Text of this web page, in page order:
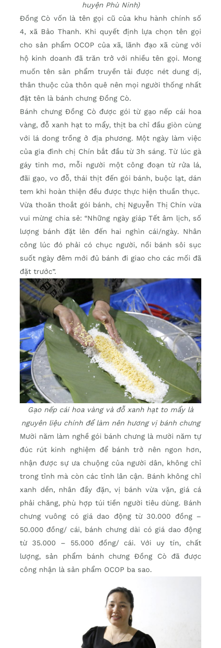
huyện Phù Ninh)
Đồng Cò vốn là tên gọi cũ của khu hành chính số
4, xã Bảo Thanh. Khi quyết định lựa chọn tên gọi
cho sản phẩm OCOP của xã, lãnh đạo xã cùng với
hộ kinh doanh đã trăn trở với nhiều tên gọi. Mong
muốn tên sản phẩm truyền tải được nét dung dị,
thân thuộc của thôn quê nên mọi người thống nhất
đặt tên là bánh chưng Đồng Cò.
Bánh chưng Đồng Cò được gói từ gạo nếp cái hoa
vàng, đỗ xanh hạt to mẩy, thịt ba chỉ đầu giòn cùng
với lá dong trồng ở địa phương. Một ngày làm việc
của gia đình chị Chín bắt đầu từ 3h sáng. Từ lúc gà
gáy tinh mơ, mỗi người một công đoạn từ rửa lá,
đãi gạo, vo đỗ, thái thịt đến gói bánh, buộc lạt, dán
tem khi hoàn thiện đều được thực hiện thuần thục.
Vừa thoăn thoắt gói bánh, chị Nguyễn Thị Chín vừa
vui mừng chia sẻ: “Những ngày giáp Tết âm lịch, số
lượng bánh đặt lên đến hai nghìn cái/ngày. Nhân
công lúc đó phải có chục người, nồi bánh sôi sục
suốt ngày đêm mới đủ bánh đi giao cho các mối đã
đặt trước”.
Gạo nếp cái hoa vàng và đỗ xanh hạt to mẩy là
nguyên liệu chính để làm nên hương vị bánh chưng
Mười năm làm nghề gói bánh chưng là mười năm tự
đúc rút kinh nghiệm để bánh trở nên ngon hơn,
nhận được sự ưa chuộng của người dân, không chỉ
trong tỉnh mà còn các tỉnh lân cận. Bánh không chỉ
xanh dền, nhân đầy đặn, vị bánh vừa vặn, giá cá
phải chăng, phù hợp túi tiền người tiêu dùng. Bánh
chưng vuông có giá dao động từ 30.000 đồng –
50.000 đồng/ cái, bánh chưng dài có giá dao động
từ 35.000 – 55.000 đồng/ cái. Với uy tín, chất
lượng, sản phẩm bánh chưng Đồng Cò đã được
công nhận là sản phẩm OCOP ba sao.